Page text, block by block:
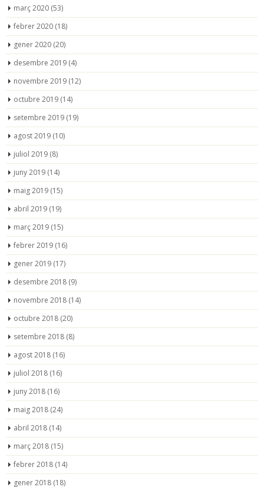
març 2020 (53)
febrer 2020 (18)
gener 2020 (20)
desembre 2019 (4)
novembre 2019 (12)
octubre 2019 (14)
setembre 2019 (19)
agost 2019 (10)
juliol 2019 (8)
juny 2019 (14)
maig 2019 (15)
abril 2019 (19)
març 2019 (15)
febrer 2019 (16)
gener 2019 (17)
desembre 2018 (9)
novembre 2018 (14)
octubre 2018 (20)
setembre 2018 (8)
agost 2018 (16)
juliol 2018 (16)
juny 2018 (16)
maig 2018 (24)
abril 2018 (14)
març 2018 (15)
febrer 2018 (14)
gener 2018 (18)